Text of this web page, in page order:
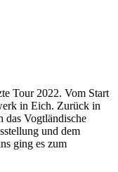
Tour 2022. Vom Start
in Eich. Zurück in
das Vogtländische
und dem
ging es zum